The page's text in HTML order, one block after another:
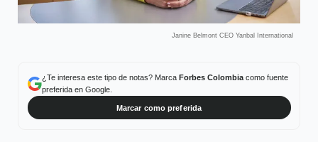
Janine Belmont CEO Yanbal International
¿Te interesa este tipo de notas? Marca Forbes Colombiacomo fuente
preferida en Google.
Marcar como preferida